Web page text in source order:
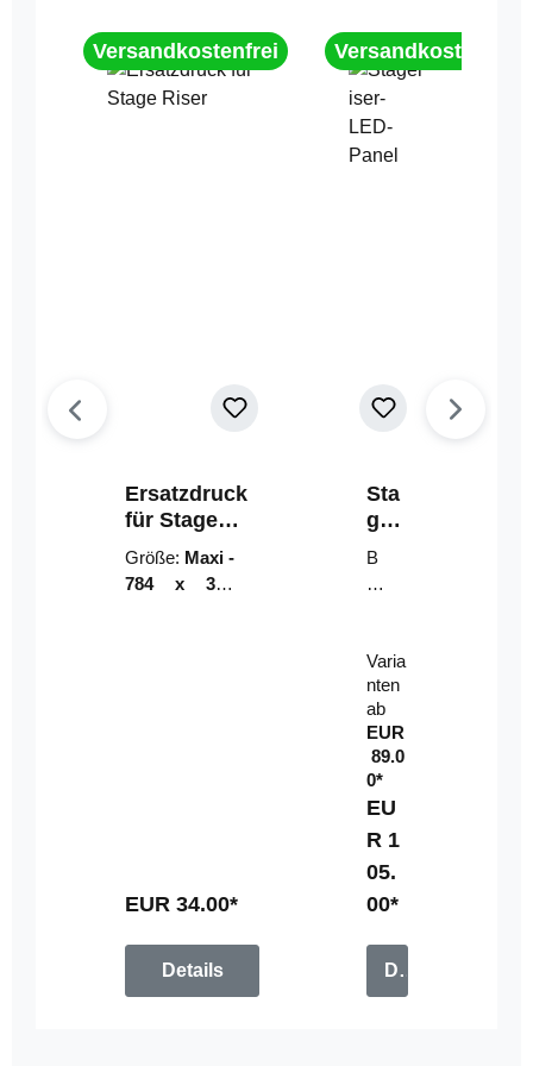
Versandkostenfrei
Ersatzdruck
für Stage
Riser
Größe: Maxi -
784 x 314
EUR 34.00*
Details
Versandkostenfrei
Sta
geri
ser-
LE
D-
el
B
un
mi
t
Fe
rn
be
di
en
u
n
g
Varia
nten
ab
EUR
89.0
0*
EU
R 1
05.
00*
Details